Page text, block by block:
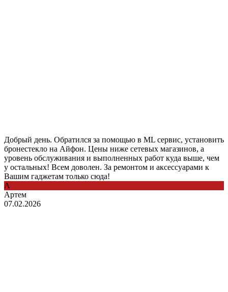
Добрый день. Обратился за помощью в ML сервис, установить
бронестекло на Айфон. Цены ниже сетевых магазинов, а
уровень обслуживания и выполненных работ куда выше, чем
у остальных! Всем доволен. За ремонтом и аксессуарами к
Вашим гаджетам только сюда!
А
Артем
07.02.2026